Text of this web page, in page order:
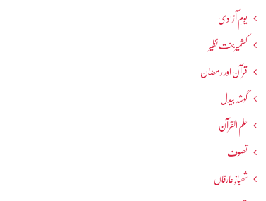
یومِ آزادی
کشمیرجنت نظیر
قرآن اور رمضان
گوشہ بیدل
علم القرآن
تصوف
شھبازِ عارفاں